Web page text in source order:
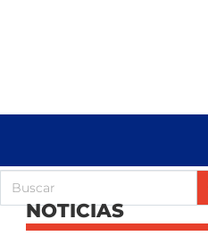
NOTICIAS